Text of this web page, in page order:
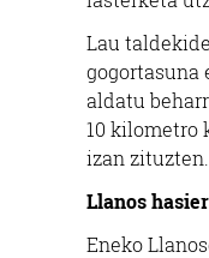
Lau
gogortasuna
aldatu
10 kilometro
izan zituzten.
Llanos
Eneko